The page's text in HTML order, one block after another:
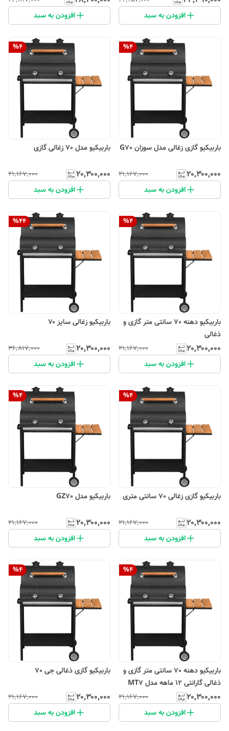
افزودن به سبد افزودن به سبد
%4
باربیکیو گازی زغالی مدل سوزان G70
۲۰٬۳۰۰٬۰۰۰ ۲۱٬۱۶۷٬۰۰۰
افزودن به سبد
%4
باربیکیو مدل 70 زغالی گازی
۲۰٬۳۰۰٬۰۰۰ ۲۱٬۱۶۷٬۰۰۰
افزودن به سبد
%4
باربیکیو دهنه 70 سانتی متر گازی و
ذغالی
۲۰٬۳۰۰٬۰۰۰ ۲۱٬۱۶۷٬۰۰۰
افزودن به سبد
%44
باربیکیو زغالی سایز ۷۰
۲۰٬۳۰۰٬۰۰۰ ۳۶٬۸۱۷٬۰۰۰
افزودن به سبد
%4
باربیکیو گازی زغالی 70 سانتی متری
۲۰٬۳۰۰٬۰۰۰ ۲۱٬۱۶۷٬۰۰۰
افزودن به سبد
%4
باربیکیو مدل GZ70
۲۰٬۳۰۰٬۰۰۰ ۲۱٬۱۶۷٬۰۰۰
افزودن به سبد
%4
باربیکیو دهنه 70 سانتی متر گازی و
ذغالی گارانتی 12 ماهه مدل MT7
۲۰٬۳۰۰٬۰۰۰ ۲۱٬۱۶۷٬۰۰۰
افزودن به سبد
%4
باربیکیو گازی ذغالی جی 70
۲۰٬۳۰۰٬۰۰۰ ۲۱٬۱۶۷٬۰۰۰
افزودن به سبد